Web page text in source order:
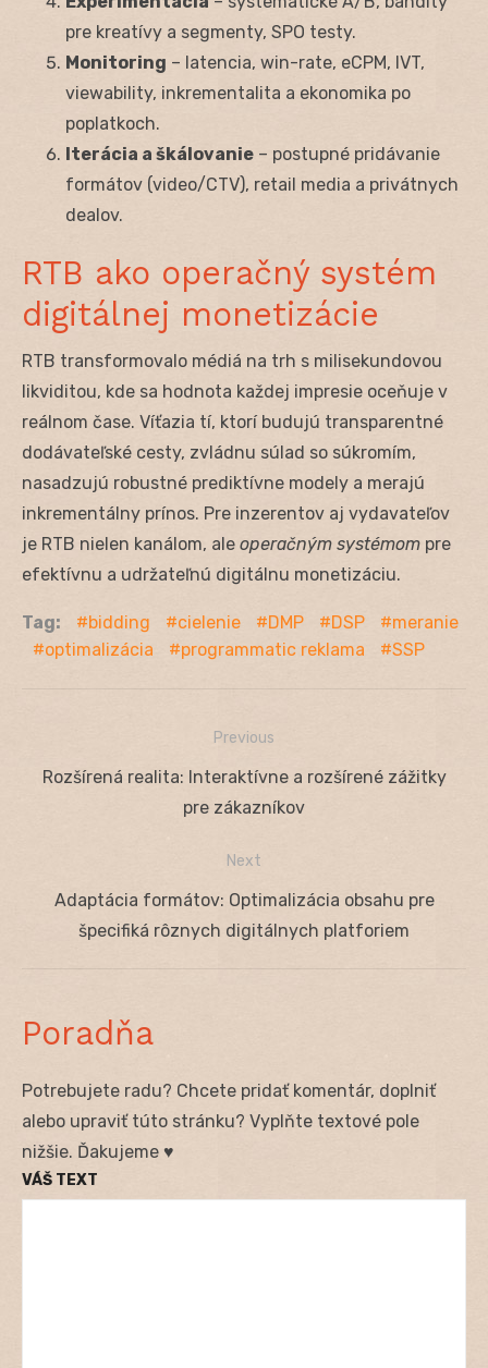
pre kreatívy a segmenty, SPO testy.
Monitoring – latencia, win-rate, eCPM, IVT,
viewability, inkrementalita a ekonomika po
poplatkoch.
Iterácia a škálovanie – postupné pridávanie
formátov (video/CTV), retail media a privátnych
dealov.
RTB ako operačný systém
digitálnej monetizácie
RTB transformovalo médiá na trh s milisekundovou
likviditou, kde sa hodnota každej impresie oceňuje v
reálnom čase. Víťazia tí, ktorí budujú transparentné
dodávateľské cesty, zvládnu súlad so súkromím,
nasadzujú robustné prediktívne modely a merajú
inkrementálny prínos. Pre inzerentov aj vydavateľov
je RTB nielen kanálom, ale operačným systémom pre
efektívnu a udržateľnú digitálnu monetizáciu.
Tag: bidding cielenie DMP DSP
meranie
optimalizácia
programmatic reklama SSP
Navigácia
Previous
Previous
Rozšírená realita: Interaktívne a rozšírené zážitky
pre zákazníkov
Next
Next
Adaptácia formátov: Optimalizácia obsahu pre
špecifiká rôznych digitálnych platforiem
Poradňa
Potrebujete radu? Chcete pridať komentár, doplniť
alebo upraviť túto stránku? Vyplňte textové pole
nižšie. Ďakujeme ♥
VÁŠ TEXT